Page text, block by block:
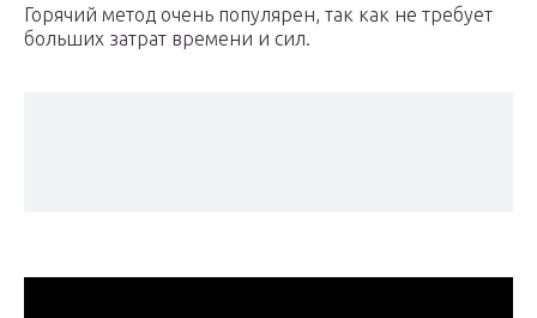
Горячий метод очень популярен, так как не требует
больших затрат времени и сил.